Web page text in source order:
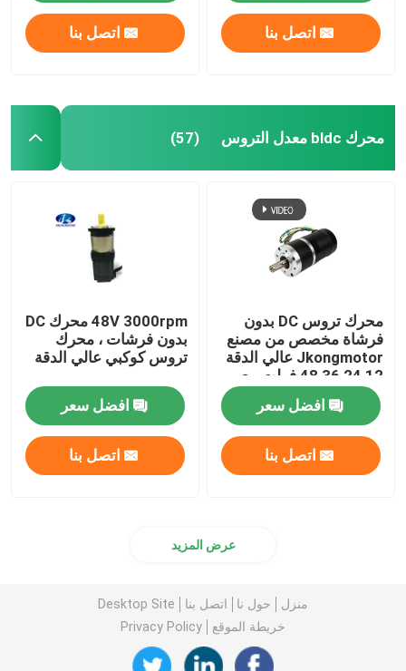
اتصل بنا اتصل بنا
محرك bldc معدل التروس (57)
محرك تروس DC بدون
فرشاة مخصص من مصنع
Jkongmotor عالي الدقة
12 24 36 48 فولت مع
علبة تروس دودة تروس
كوكبية
افضل سعر
اتصل بنا
48V 3000rpm محرك DC
بدون فرشات ، محرك
تروس كوكبي عالي الدقة
افضل سعر
اتصل بنا
عرض المزيد
منزل حول نا اتصل بنا
Desktop Site
خريطة الموقع
Privacy Policy